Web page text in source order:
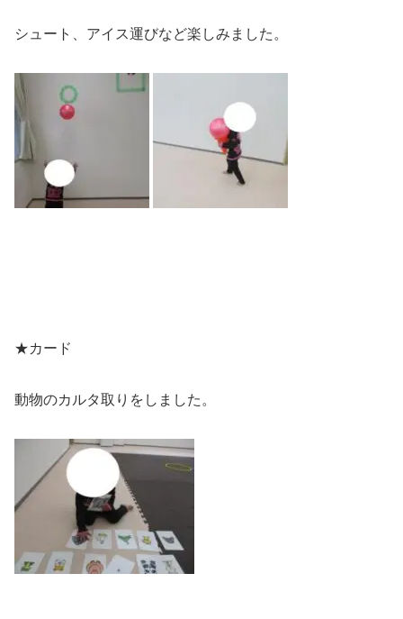
シュート、アイス運びなど楽しみました。
★カード
動物のカルタ取りをしました。